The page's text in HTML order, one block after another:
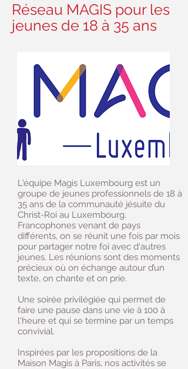
Réseau MAGIS pour les
jeunes de 18 à 35 ans
L'équipe Magis Luxembourg est un
groupe de jeunes professionnels de 18 à
35 ans de la communauté jésuite du
Christ-Roi au Luxembourg.
Francophones venant de pays
différents, on se réunit une fois par mois
pour partager notre foi avec d'autres
jeunes. Les réunions sont des moments
précieux où on échange autour d’un
texte, on chante et on prie.
Une soirée privilégiée qui permet de
faire une pause dans une vie à 100 à
l'heure et qui se termine par un temps
convivial.
Inspirées par les propositions de la
Maison Magis à Paris, nos activités se